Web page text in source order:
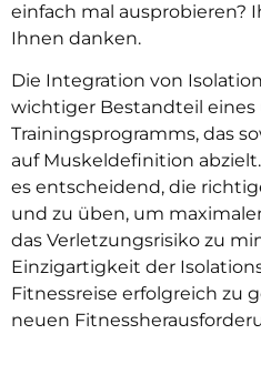
einfach mal ausprobieren?
Ihnen danken.
Die Integration von
wichtiger Bestandteil eines
Trainingsprogramms, das
auf Muskeldefinition
es entscheidend, die
und zu üben, um
das Verletzungsrisiko zu
Einzigartigkeit der
Fitnessreise erfolgreich zu
neuen